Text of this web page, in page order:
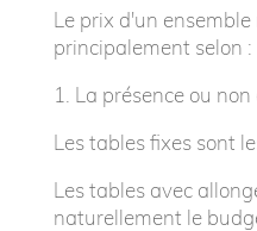
Le prix d'un
principalement selon :
1.⁠ ⁠La présence ou non
Les tables fixes sont
Les tables avec
naturellement le